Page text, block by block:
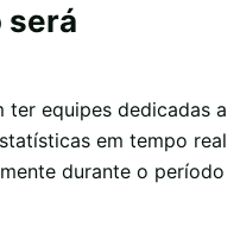
será
equipes dedicadas a
em tempo real
durante o período